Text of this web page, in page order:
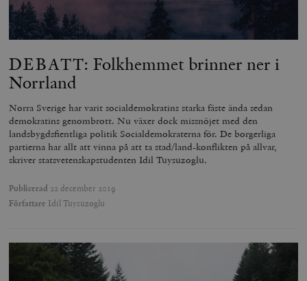
DEBATT: Folkhemmet brinner ner i
Norrland
Norra Sverige har varit socialdemokratins starka fäste ända sedan
demokratins genombrott. Nu växer dock missnöjet med den
landsbygdsfientliga politik Socialdemokraterna för. De borgerliga
partierna har allt att vinna på att ta stad/land-konflikten på allvar,
skriver statsvetenskapstudenten Idil Tuysuzoglu.
Publicerad 22 december 2019
Författare Idil Tuysuzoglu